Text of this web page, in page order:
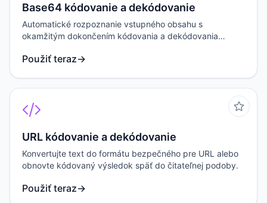
Base64 kódovanie a dekódovanie
Automatické rozpoznanie vstupného obsahu s
okamžitým dokončením kódovania a dekódovania
Použiť teraz→
URL kódovanie a dekódovanie
Konvertujte text do formátu bezpečného pre URL alebo
obnovte kódovaný výsledok späť do čitateľnej podoby.
Použiť teraz→